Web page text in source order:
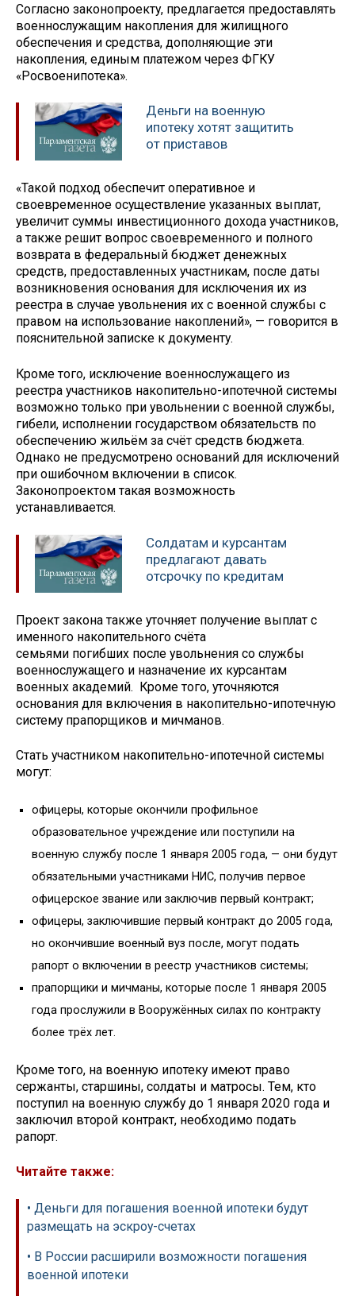
Согласно законопроекту, предлагается предоставлять
военнослужащим накопления для жилищного
обеспечения и средства, дополняющие эти
накопления, единым платежом через ФГКУ
«Росвоенипотека».
Деньги на военную
ипотеку хотят защитить
от приставов
«Такой подход обеспечит оперативное и
своевременное осуществление указанных выплат,
увеличит суммы инвестиционного дохода участников,
а также решит вопрос своевременного и полного
возврата в федеральный бюджет денежных
средств, предоставленных участникам, после даты
возникновения основания для исключения их из
реестра в случае увольнения их с военной службы с
правом на использование накоплений», — говорится в
пояснительной записке к документу.
Кроме того, исключение военнослужащего из
реестра участников накопительно-ипотечной системы
возможно только при увольнении с военной службы,
гибели, исполнении государством обязательств по
обеспечению жильём за счёт средств бюджета.
Однако не предусмотрено оснований для исключений
при ошибочном включении в список.
Законопроектом такая возможность
устанавливается.
Солдатам и курсантам
предлагают давать
отсрочку по кредитам
Проект закона также уточняет получение выплат с
именного накопительного счёта
семьями погибших после увольнения со службы
военнослужащего и назначение их курсантам
военных академий. Кроме того, уточняются
основания для включения в накопительно-ипотечную
систему прапорщиков и мичманов.
Стать участником накопительно-ипотечной системы
могут:
офицеры, которые окончили профильное
образовательное учреждение или поступили на
военную службу после 1 января 2005 года, — они будут
обязательными участниками НИС, получив первое
офицерское звание или заключив первый контракт;
офицеры, заключившие первый контракт до 2005 года,
но окончившие военный вуз после, могут подать
рапорт о включении в реестр участников системы;
прапорщики и мичманы, которые после 1 января 2005
года прослужили в Вооружённых силах по контракту
более трёх лет.
Кроме того, на военную ипотеку имеют право
сержанты, старшины, солдаты и матросы. Тем, кто
поступил на военную службу до 1 января 2020 года и
заключил второй контракт, необходимо подать
рапорт.
Читайте также:
• Деньги для погашения военной ипотеки будут
размещать на эскроу-счетах
• В России расширили возможности погашения
военной ипотеки